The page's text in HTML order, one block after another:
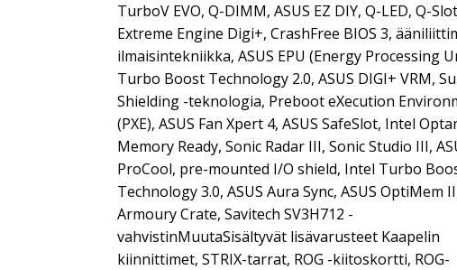
TurboV EVO, Q-DIMM, ASUS EZ DIY, Q-LED, Q-
Extreme Engine Digi+, CrashFree BIOS 3,
ilmaisintekniikka, ASUS EPU (Energy Processing
Turbo Boost Technology 2.0, ASUS DIGI+ VRM,
Shielding -teknologia, Preboot eXecution
(PXE), ASUS Fan Xpert 4, ASUS SafeSlot, Intel
Memory Ready, Sonic Radar III, Sonic Studio III,
ProCool, pre-mounted I/O shield, Intel Turbo
Technology 3.0, ASUS Aura Sync, ASUS OptiMem
Armoury Crate, Savitech SV3H712 -
vahvistinMuutaSisältyvät lisävarusteet Kaapelin
kiinnittimet, STRIX-tarrat, ROG -kiitoskortti, ROG-